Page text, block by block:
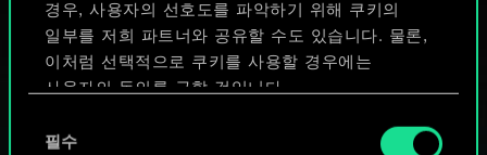
경우, 사용자의 선호도를 파악하기 위해 쿠키의
일부를 저희 파트너와 공유할 수도 있습니다. 물론,
이처럼 선택적으로 쿠키를 사용할 경우에는
사용자의 동의를 구할 것입니다.
쿠키 사용에 관한 세부 사항이나 관련 설정은 아래의
필수